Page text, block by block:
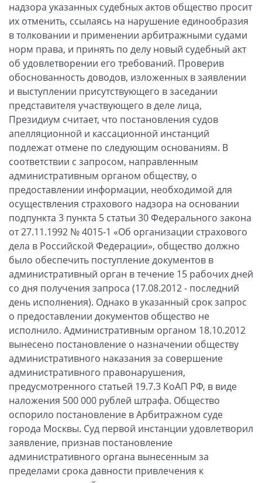
надзора указанных судебных актов общество просит
их отменить, ссылаясь на нарушение единообразия
в толковании и применении арбитражными судами
норм права, и принять по делу новый судебный акт
об удовлетворении его требований. Проверив
обоснованность доводов, изложенных в заявлении
и выступлении присутствующего в заседании
представителя участвующего в деле лица,
Президиум считает, что постановления судов
апелляционной и кассационной инстанций
подлежат отмене по следующим основаниям. В
соответствии с запросом, направленным
административным органом обществу, о
предоставлении информации, необходимой для
осуществления страхового надзора на основании
подпункта 3 пункта 5 статьи 30 Федерального закона
от 27.11.1992 № 4015-1 «Об организации страхового
дела в Российской Федерации», общество должно
было обеспечить поступление документов в
административный орган в течение 15 рабочих дней
со дня получения запроса (17.08.2012 - последний
день исполнения). Однако в указанный срок запрос
о предоставлении документов общество не
исполнило. Административным органом 18.10.2012
вынесено постановление о назначении обществу
административного наказания за совершение
административного правонарушения,
предусмотренного статьей 19.7.3 КоАП РФ, в виде
наложения 500 000 рублей штрафа. Общество
оспорило постановление в Арбитражном суде
города Москвы. Суд первой инстанции удовлетворил
заявление, признав постановление
административного органа вынесенным за
пределами срока давности привлечения к